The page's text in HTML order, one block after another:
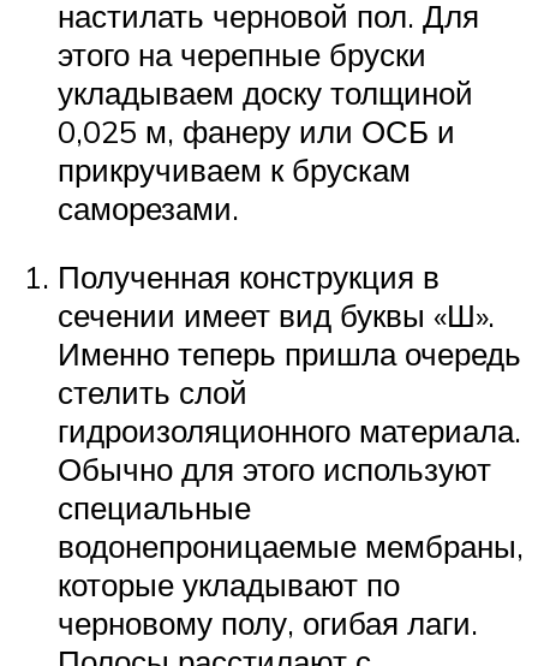
настилать черновой пол. Для
этого на черепные бруски
укладываем доску толщиной
0,025 м, фанеру или ОСБ и
прикручиваем к брускам
саморезами.
Полученная конструкция в
сечении имеет вид буквы «Ш».
Именно теперь пришла очередь
стелить слой
гидроизоляционного материала.
Обычно для этого используют
специальные
водонепроницаемые мембраны,
которые укладывают по
черновому полу, огибая лаги.